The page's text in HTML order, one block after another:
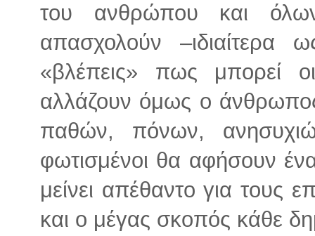
του ανθρώπου και
απασχολούν
«βλέπεις» πως μπορεί
αλλάζουν όμως ο
παθών, πόνων,
φωτισμένοι θα αφήσουν
μείνει απέθαντο για τους
και ο μέγας σκοπός κάθε